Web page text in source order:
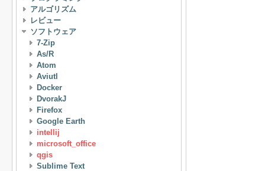
アルゴリズム
レビュー
ソフトウェア
7-Zip
As/R
Atom
Aviutl
Docker
DvorakJ
Firefox
Google Earth
intellij
microsoft_office
qgis
Sublime Text